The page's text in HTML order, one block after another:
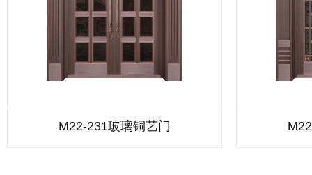
M22-231玻璃铜艺门